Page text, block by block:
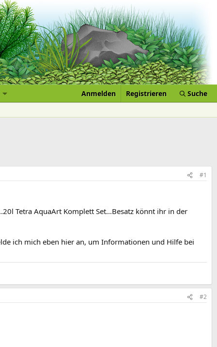
Anmelden Registrieren Suche
#1
Tetra AquaArt Komplett Set...Besatz könnt ihr in der
ich mich eben hier an, um Informationen und Hilfe bei
#2